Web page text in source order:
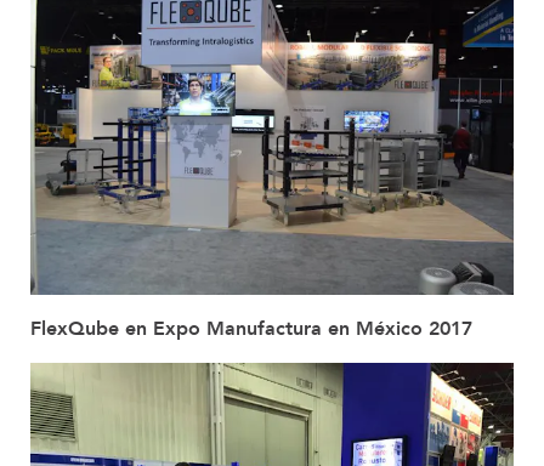
FlexQube en Expo Manufactura en México 2017